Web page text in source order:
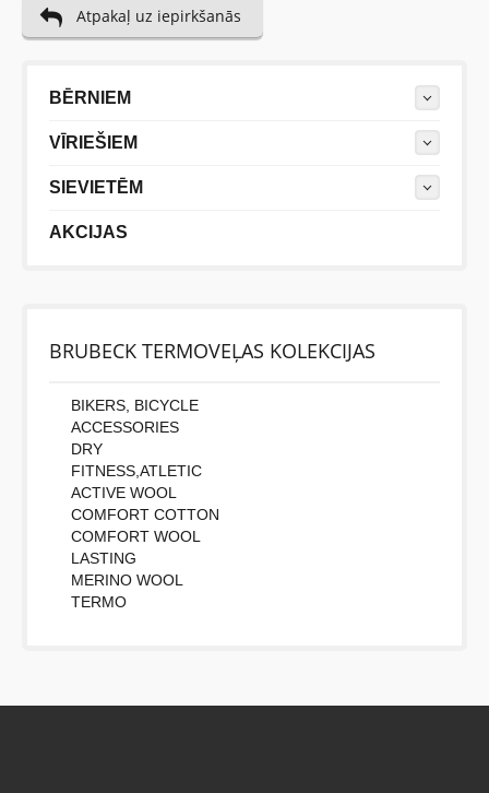
Atpakaļ uz iepirkšanās
BĒRNIEM
VĪRIEŠIEM
SIEVIETĒM
AKCIJAS
BRUBECK TERMOVEĻAS KOLEKCIJAS
BIKERS, BICYCLE
ACCESSORIES
DRY
FITNESS,ATLETIC
ACTIVE WOOL
COMFORT COTTON
COMFORT WOOL
LASTING
MERINO WOOL
TERMO